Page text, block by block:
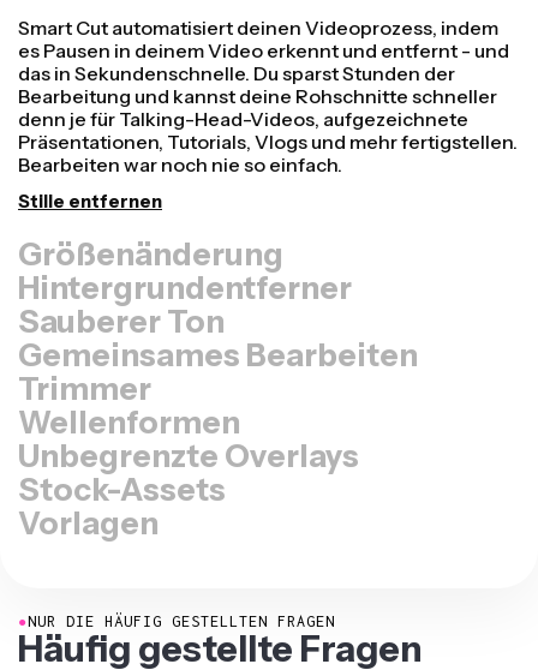
Größenänderung
Videos schneller umwandeln und professioneller
aussehen lassen mit unserer Resize Canvas-Funktion!
In nur wenigen Klicks kannst du ein einzelnes Video
anpassen, sodass es die richtige Größe für jede andere
Plattform hat - ob für TikTok, Youtube, Instagram,
Twitter, Linkedin oder sonst wo.
Video anpassen
Hintergrundentferner
Sauberer Ton
Gemeinsames Bearbeiten
Trimmer
Wellenformen
Unbegrenzte Overlays
Stock-Assets
Vorlagen
Häufig gestellte Fragen
Wir haben Antworten auf die häufigsten Fragen, die